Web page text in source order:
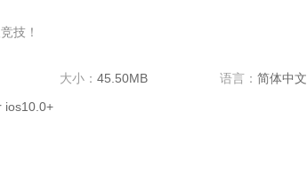
技！
大小： 45.50MB 语言： 简体中文
ios10.0+